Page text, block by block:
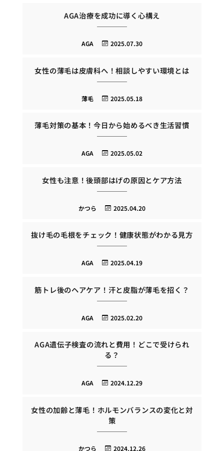
AGA治療を成功に導く心構え
2025.07.30
AGA
女性の薄毛は皮膚科へ！相談しやすい環境とは
2025.05.18
薄毛
薄毛対策の基本！今日から始めるべき生活習慣
2025.05.02
AGA
女性も注意！後頭部はげの原因とケア方法
2025.04.20
かつら
抜け毛の毛根をチェック！健康状態がわかる見方
2025.04.19
AGA
筋トレ後のヘアケア！汗と皮脂が薄毛を招く？
2025.02.20
AGA
AGA遺伝子検査の流れと費用！どこで受けられ
る？
2024.12.29
AGA
女性の加齢と薄毛！ホルモンバランスの変化と対
策
2024.12.26
かつら